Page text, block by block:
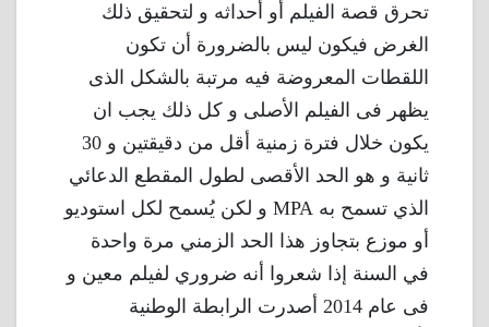
تحرق قصة الفيلم أو أحداثه و لتحقيق ذلك
الغرض فيكون ليس بالضرورة أن تكون
اللقطات المعروضة فيه مرتبة بالشكل الذى
يظهر فى الفيلم الأصلى و كل ذلك يجب ان
يكون خلال فترة زمنية أقل من دقيقتين و 30
ثانية و هو الحد الأقصى لطول المقطع الدعائي
الذي تسمح به MPA و لكن يُسمح لكل استوديو
أو موزع بتجاوز هذا الحد الزمني مرة واحدة
في السنة إذا شعروا أنه ضروري لفيلم معين و
فى عام 2014 أصدرت الرابطة الوطنية